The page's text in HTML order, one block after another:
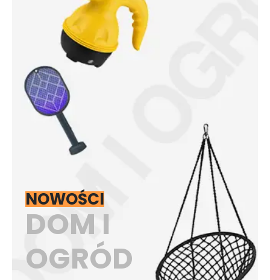
NOWOŚCI
DOM I
OGRÓD